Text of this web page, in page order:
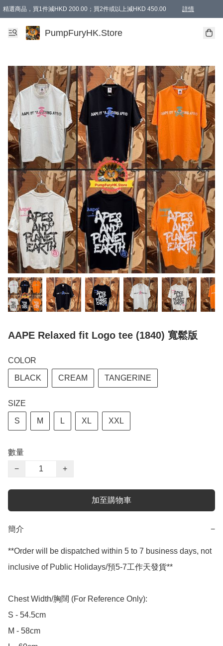
精選商品，買1件減HKD 200.00；買2件或以上減HKD 450.00 詳情
AAPE商品,會員專享9折或以上（按會員等級）AAPE products, members can
精選商品，任選買2件或以上減HKD 100.00
購物滿 HKD 800.00即享免運費優惠！（適用於 特定的送貨方式 )
PumpFuryHK.Store
AAPE Relaxed fit Logo tee (1840) 寬鬆版
COLOR
BLACK CREAM TANGERINE
SIZE
S M L XL XXL
數量
−
+
加至購物車
簡介 −
**Order will be dispatched within 5 to 7 business days, not
inclusive of Public Holidays/預5-7工作天發貨**
Chest Width/胸闊 (For Reference Only):
S - 54.5cm
M - 58cm